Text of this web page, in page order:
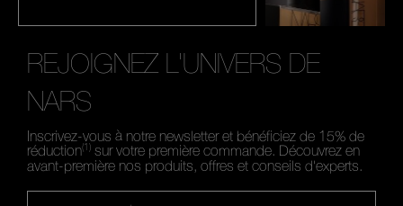
REJOIGNEZ L'UNIVERS DE
NARS
Inscrivez-vous à notre newsletter et bénéficiez de 15% de
réduction(1) sur votre première commande. Découvrez en
avant-première nos produits, offres et conseils d'experts.